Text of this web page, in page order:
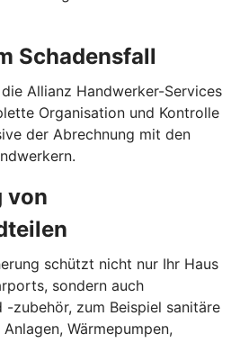
Schadensfall
Allianz Hand­werker-Services
Organisation und Kontrolle
der Abrechnung mit den
von
schützt nicht nur Ihr Haus
sondern auch
-zubehör, zum Beispiel sanitäre
Wärmepumpen,